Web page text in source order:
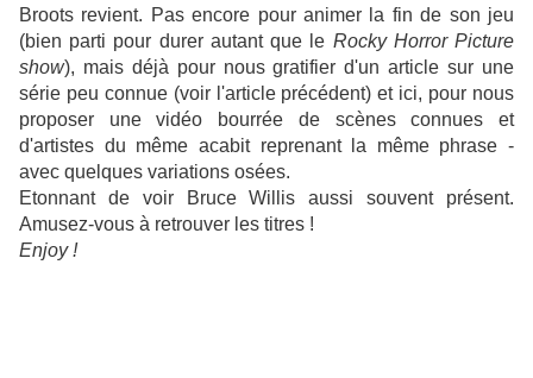
Broots revient. Pas encore pour animer la fin de son jeu
(bien parti pour durer autant que le Rocky Horror Picture
show), mais déjà pour nous gratifier d'un article sur une
série peu connue (voir l'article précédent) et ici, pour nous
proposer une vidéo bourrée de scènes connues et
d'artistes du même acabit reprenant la même phrase -
avec quelques variations osées.
Etonnant de voir Bruce Willis aussi souvent présent.
Amusez-vous à retrouver les titres !
Enjoy !